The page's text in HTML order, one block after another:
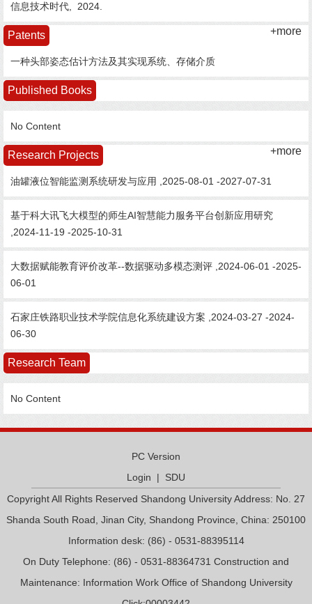
信息技术时代,
2024.
Patents +more
一种头部姿态估计方法及其实现系统、存储介质
Published Books
No Content
Research Projects +more
油罐液位智能监测系统研发与应用 ,2025-08-01 -2027-07-31
基于科大讯飞大模型的师生AI智慧能力服务平台创新应用研究
,2024-11-19 -2025-10-31
大数据赋能教育评价改革--数据驱动多模态测评 ,2024-06-01 -2025-
06-01
石家庄铁路职业技术学院信息化系统建设方案 ,2024-03-27 -2024-
06-30
Research Team
No Content
PC Version
Login | SDU
Copyright All Rights Reserved Shandong University Address: No. 27
Shanda South Road, Jinan City, Shandong Province, China: 250100
Information desk: (86) - 0531-88395114
On Duty Telephone: (86) - 0531-88364731 Construction and
Maintenance: Information Work Office of Shandong University